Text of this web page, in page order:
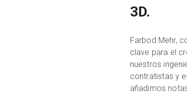
3D.
Farbod Mehr,
clave para el
nuestros
contratistas y
añadimos